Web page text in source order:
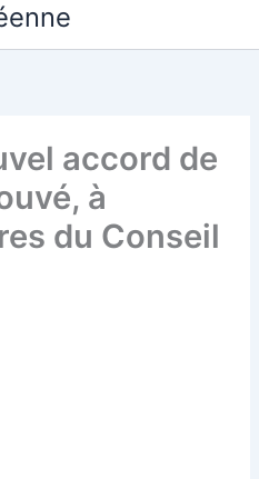
accord de
à
du Conseil